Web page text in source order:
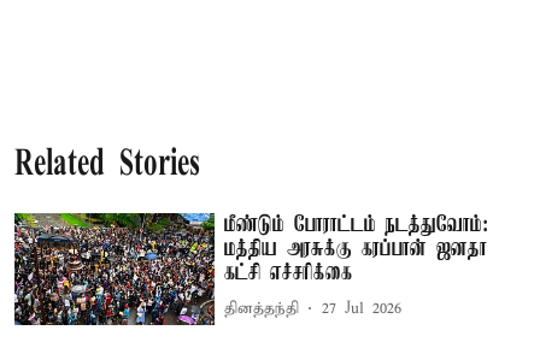
Related Stories
மீண்டும் போராட்டம் நடத்துவோம்:
மத்திய அரசுக்கு கரப்பான் ஜனதா
கட்சி எச்சரிக்கை
தினத்தந்தி 27 Jul 2026